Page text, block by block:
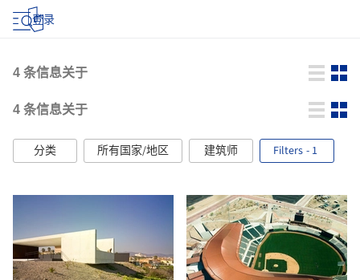
登录
4 条信息关于
4 条信息关于
分类 所有国家/地区 建筑师 Filters - 1